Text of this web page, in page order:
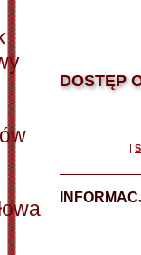
DOSTĘP
|